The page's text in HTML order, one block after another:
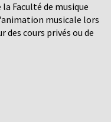
Faculté de musique
musicale lors
des cours privés ou de